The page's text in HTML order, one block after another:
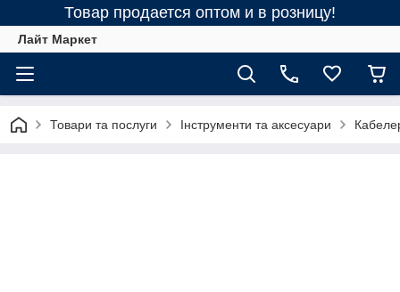
Товар продается оптом и в розницу!
Лайт Маркет
Товари та послуги Інструменти та аксесуари